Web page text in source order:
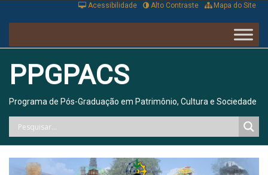
Mapa do Site
Alto Contraste
Acessibilidade
PPGPACS
Programa de Pós-Graduação em Patrimônio, Cultura e Sociedade